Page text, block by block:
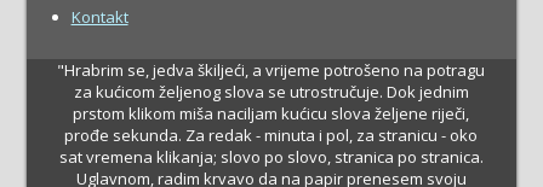
Kontakt
"Hrabrim se, jedva škiljeći, a vrijeme potrošeno na potragu
za kućicom željenog slova se utrostručuje. Dok jednim
prstom klikom miša naciljam kućicu slova željene riječi,
prođe sekunda. Za redak - minuta i pol, za stranicu - oko
sat vremena klikanja; slovo po slovo, stranica po stranica.
Uglavnom, radim krvavo da na papir prenesem svoju